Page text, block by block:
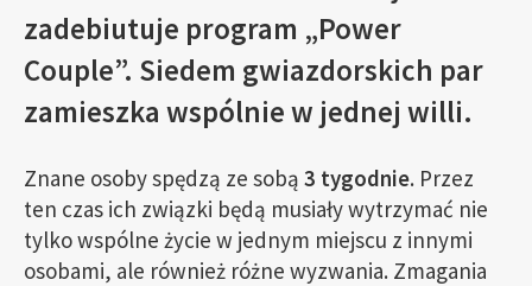
zadebiutuje program „Power
Couple”. Siedem gwiazdorskich par
zamieszka wspólnie w jednej willi.
Znane osoby spędzą ze sobą 3 tygodnie. Przez
ten czas ich związki będą musiały wytrzymać nie
tylko wspólne życie w jednym miejscu z innymi
osobami, ale również różne wyzwania. Zmagania